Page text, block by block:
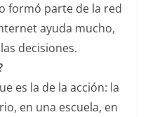
formó parte de la red
ayuda mucho,
decisiones.
es la de la acción: la
en una escuela, en